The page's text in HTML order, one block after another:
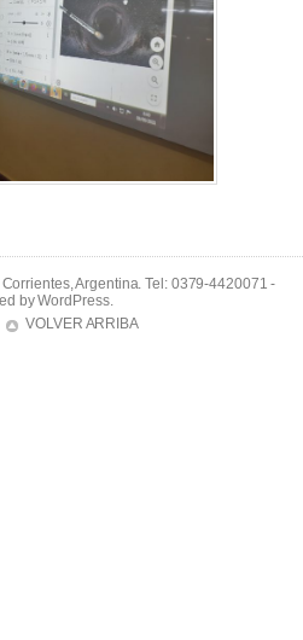
Argentina. Tel: 0379-4420071 -
byWordPress.
VOLVER ARRIBA